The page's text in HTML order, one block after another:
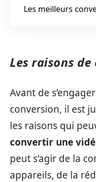
Les meilleurs
Les raisons
Avant de
conversion, il est
les raisons qui
convertir une
peut s’agir de la
appareils, de la